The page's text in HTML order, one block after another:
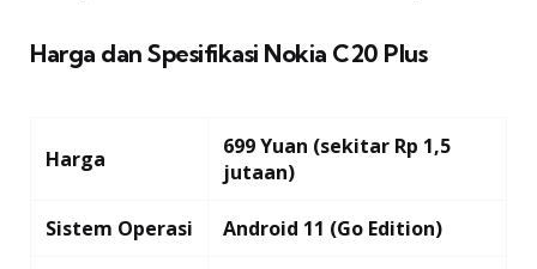
Harga dan Spesifikasi Nokia C20 Plus
Harga
699 Yuan (sekitar Rp 1,5
jutaan)
Sistem Operasi Android 11 (Go Edition)